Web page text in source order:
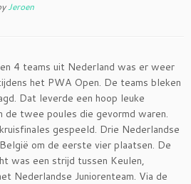
Jeroen
4 teams uit Nederland was er weer
het PWA Open. De teams bleken
Dat leverde een hoop leuke
de twee poules die gevormd waren.
gespeeld. Drie Nederlandse
om de eerste vier plaatsen. De
was een strijd tussen Keulen,
Nederlandse Juniorenteam. Via de